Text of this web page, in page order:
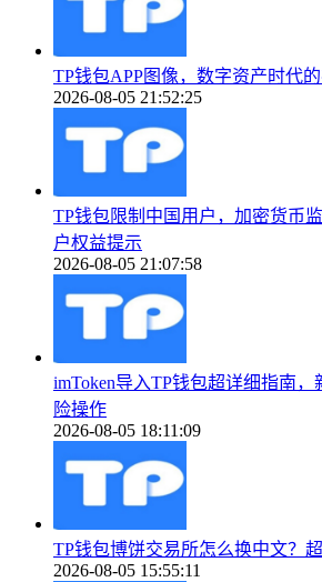
TP钱包APP图像，数字资产时代
2026-08-05 21:52:25
TP钱包限制中国用户，加密货币
户权益提示
2026-08-05 21:07:58
imToken导入TP钱包超详细指南
险操作
2026-08-05 18:11:09
TP钱包博饼交易所怎么换中文？
2026-08-05 15:55:11